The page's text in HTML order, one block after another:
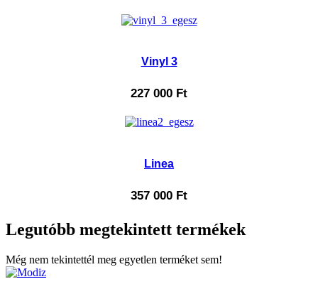
Vinyl 3
227 000 Ft
Linea
357 000 Ft
Legutóbb megtekintett termékek
Még nem tekintettél meg egyetlen terméket sem!